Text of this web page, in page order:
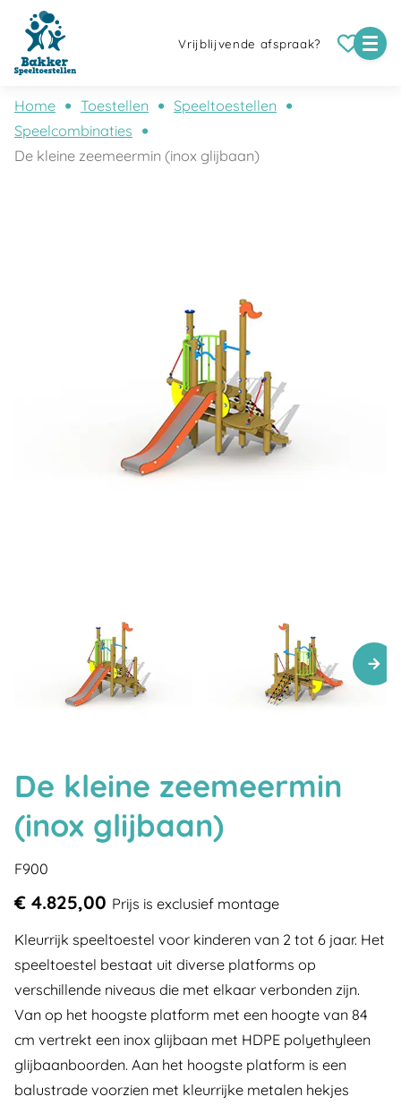
Vrijblijvende afspraak?
Home Toestellen
Speeltoestellen
Speelcombinaties
De kleine zeemeermin (inox glijbaan)
De kleine zeemeermin
(inox glijbaan)
F900
€ 4.825,00 Prijs is exclusief montage
Kleurrijk speeltoestel voor kinderen van 2 tot 6 jaar. Het
speeltoestel bestaat uit diverse platforms op
verschillende niveaus die met elkaar verbonden zijn.
Van op het hoogste platform met een hoogte van 84
cm vertrekt een inox glijbaan met HDPE polyethyleen
glijbaanboorden. Aan het hoogste platform is een
balustrade voorzien met kleurrijke metalen hekjes